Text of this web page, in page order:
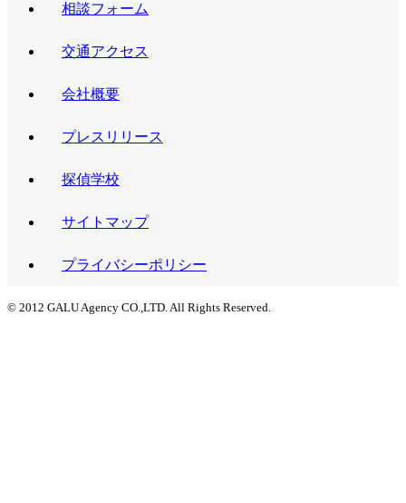
相談フォーム
交通アクセス
会社概要
プレスリリース
探偵学校
サイトマップ
プライバシーポリシー
© 2012 GALU Agency CO.,LTD. All Rights Reserved.